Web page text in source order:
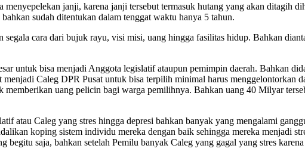
janji, karena janji tersebut termasuk hutang yang akan ditagih
sudah ditentukan dalam tenggat waktu hanya 5 tahun.
cara dari bujuk rayu, visi misi, uang hingga fasilitas hidup. Bahkan
untuk bisa menjadi Anggota legislatif ataupun pemimpin daerah. Bahkan
Caleg DPR Pusat untuk bisa terpilih minimal harus menggelontorkan
uang pelicin bagi warga pemilihnya. Bahkan uang 40 Milyar
atau Caleg yang stres hingga depresi bahkan banyak yang mengalami
koping sistem individu mereka dengan baik sehingga mereka menjadi
saja, bahkan setelah Pemilu banyak Caleg yang gagal yang stres